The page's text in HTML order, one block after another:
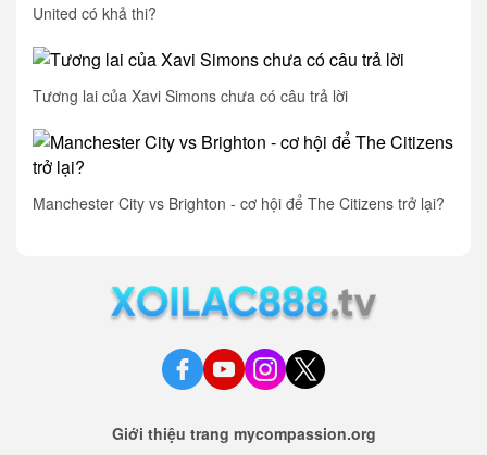
United có khả thi?
Tương lai của Xavi Simons chưa có câu trả lời
Manchester City vs Brighton - cơ hội để The Citizens trở lại?
Giới thiệu trang mycompassion.org